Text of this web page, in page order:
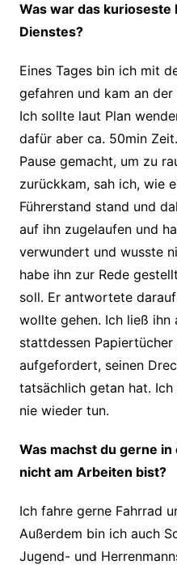
Was war das
Dienstes?
Eines Tages bin ich mit
gefahren und kam an
Ich sollte laut Plan
dafür aber ca. 50min
Pause gemacht, um zu
zurückkam, sah ich, wie
Führerstand stand und
auf ihn zugelaufen und
verwundert und wusste
habe ihn zur Rede
soll. Er antwortete
wollte gehen. Ich ließ ihn
stattdessen
aufgefordert, seinen
tatsächlich getan hat.
nie wieder tun.
Was machst du gerne
nicht am Arbeiten bist?
Ich fahre gerne Fahrrad
Außerdem bin ich auch
Jugend- und